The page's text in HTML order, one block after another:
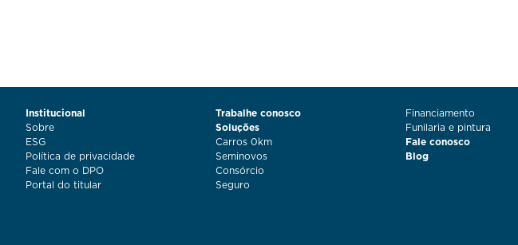
Institucional
Sobre
ESG
Política de privacidade
Fale com o DPO
Portal do titular
Trabalhe conosco
Soluções
Carros 0km
Seminovos
Consórcio
Seguro
Financiamento
Funilaria e pintura
Fale conosco
Blog